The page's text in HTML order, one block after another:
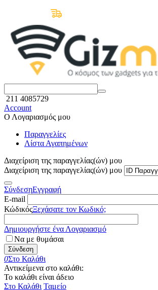
211 4085729
Account
Ο Λογαριασμός μου
Παραγγελίες
Λίστα Αγαπημένων
Διαχείριση της παραγγελίας(ών) μου
Διαχείριση της παραγγελίας(ών) μου
ΣύνδεσηΕγγραφή
E-mail
ΚώδικόςΞεχάσατε τον Κωδικό;
Δημιουργήστε ένα Λογαριασμό
Να με θυμάσαι
Σύνδεση
0Στο Καλάθι
Αντικείμενα στο καλάθι:
Το καλάθι είναι άδειο
Στο Καλάθι Ταμείο